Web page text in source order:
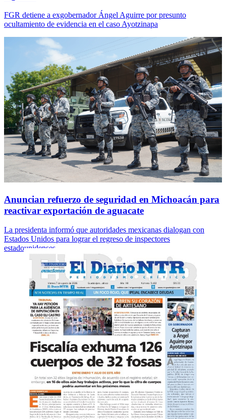
FGR detiene a exgobernador Ángel Aguirre por presunto
ocultamiento de evidencia en el caso Ayotzinapa
Anuncian refuerzo de seguridad en Michoacán para
reactivar exportación de aguacate
La presidenta informó que autoridades mexicanas dialogan con
Estados Unidos para lograr el regreso de inspectores
estadounidenses